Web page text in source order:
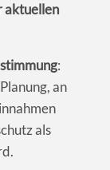
aktuellen
:
an
als